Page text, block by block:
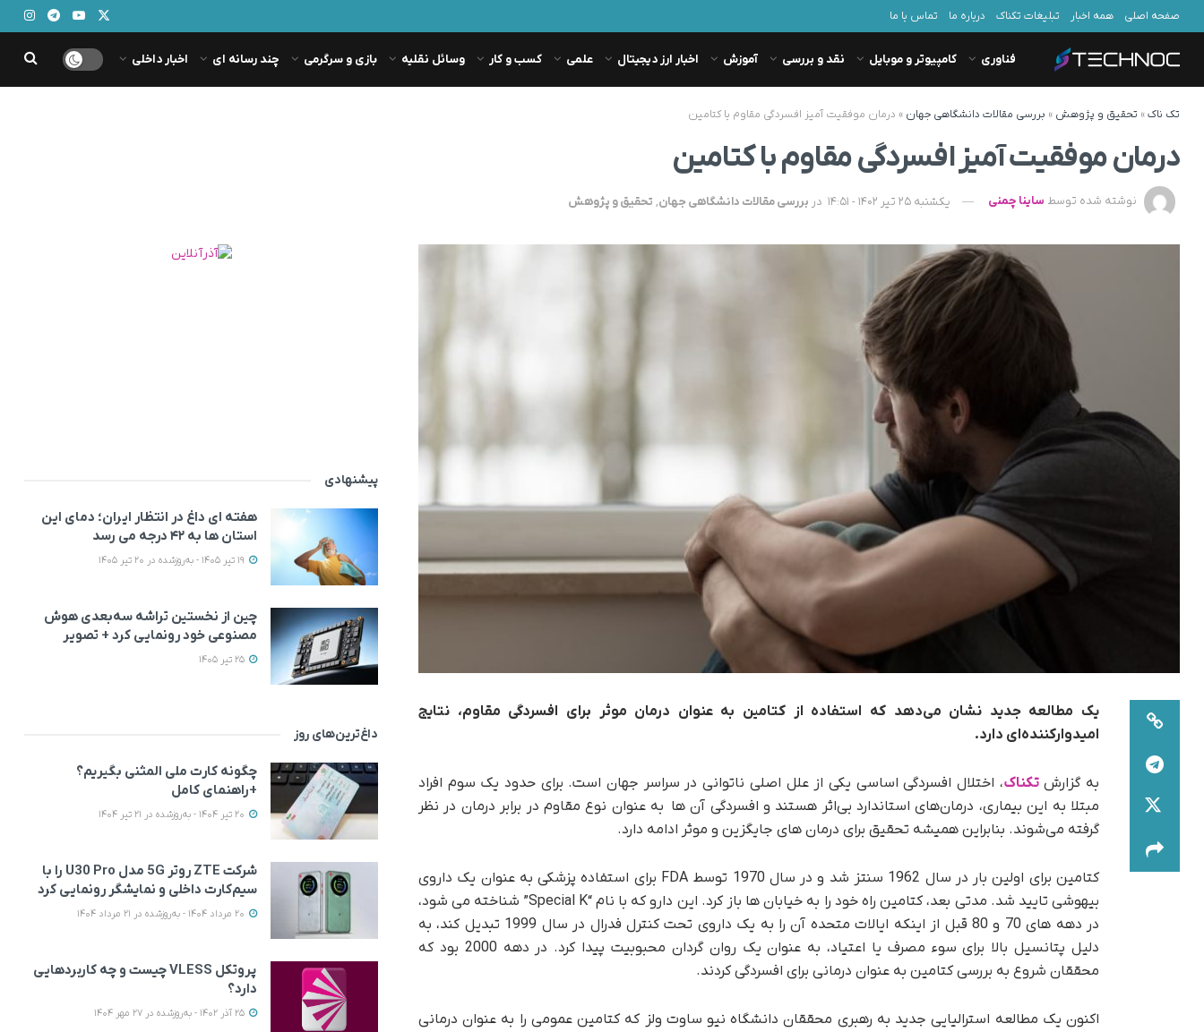
صفحه اصلی همه اخبار تبلیغات تکناک درباره ما تماس با ما
فناوری کامپیوتر و موبایل نقد و بررسی آموزش اخبار ارز دیجیتال علمی کسب و کار وسائل نقلیه بازی و سرگرمی چند رسانه ای اخبار داخلی
تک ناک» تحقیق و پژوهش » بررسی مقالات دانشگاهی جهان » درمان موفقیت آمیز افسردگی مقاوم با کتامین
درمان موفقیت آمیز افسردگی مقاوم با کتامین
نوشته شده توسط ساینا چمنی یکشنبه 25 تیر 1402 - 14:51 در بررسی مقالات دانشگاهی جهان, تحقیق و پژوهش
یک مطالعه جدید نشان می‌دهد که استفاده از کتامین به عنوان درمان موثر برای افسردگی مقاوم، نتایج
امیدوارکننده‌ای دارد.
به گزارشتکناک، اختلال افسردگی اساسی یکی از علل اصلی ناتوانی در سراسر جهان است. برای حدود یک سوم افراد
مبتلا به این بیماری، درمان‌های استاندارد بی‌اثر هستند و افسردگی آن ها به عنوان نوع مقاوم در برابر درمان در نظر
گرفته می‌شوند. بنابراین همیشه تحقیق برای درمان های جایگزین و موثر ادامه دارد.
کتامین برای اولین بار در سال 1962 سنتز شد و در سال 1970 توسط FDA برای استفاده پزشکی به عنوان یک داروی
بیهوشی تایید شد. مدتی بعد، کتامین راه خود را به خیابان ها باز کرد. این دارو که با نام “Special K” شناخته می شود،
در دهه های 70 و 80 قبل از اینکه ایالات متحده آن را به یک داروی تحت کنترل فدرال در سال 1999 تبدیل کند، به
دلیل پتانسیل بالا برای سوء مصرف یا اعتیاد، به عنوان یک روان گردان محبوبیت پیدا کرد. در دهه 2000 بود که
محققان شروع به بررسی کتامین به عنوان درمانی برای افسردگی کردند.
اکنون یک مطالعه استرالیایی جدید به رهبری محققان دانشگاه نیو ساوت ولز که کتامین عمومی را به عنوان درمانی
پیشنهادی
هفته ای داغ در انتظار ایران؛ دمای این
استان ها به ۴۲ درجه می رسد
چین از نخستین تراشه سه‌بعدی هوش
مصنوعی خود رونمایی کرد + تصویر
داغ‌ترین‌های روز
چگونه کارت ملی المثنی بگیریم؟
+راهنمای کامل
شرکت ZTE روتر 5G مدل U30 Pro را با
سیم‌کارت داخلی و نمایشگر رونمایی کرد
پروتکل VLESS چیست و چه کاربردهایی
دارد؟